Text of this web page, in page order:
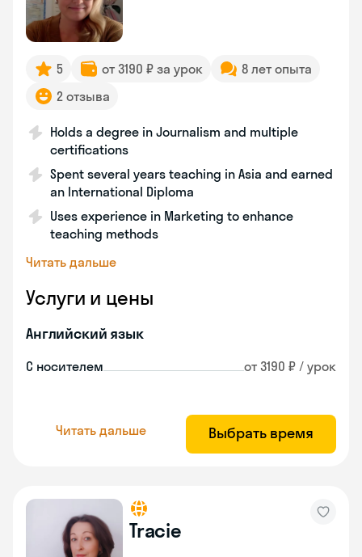
5 от 3190 ₽ за урок
8 лет опыта
2 отзыва
Holds a degree in Journalism and multiple
certifications
Spent several years teaching in Asia and earned
an International Diploma
Uses experience in Marketing to enhance
teaching methods
Читать дальше
Услуги и цены
Английский язык
С носителем от 3190 ₽ / урок
Читать дальше Выбрать время
Tracie